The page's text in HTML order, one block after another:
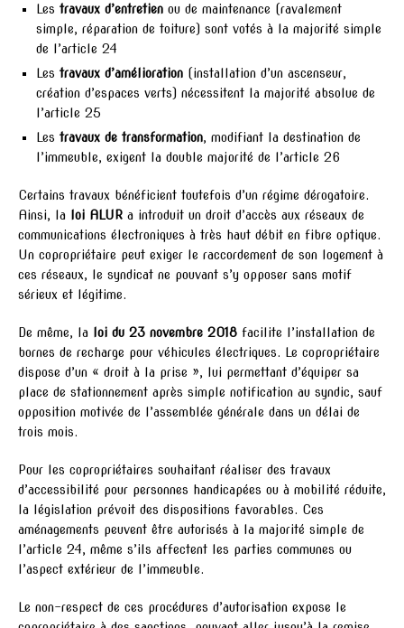
Les travaux d’entretien ou de maintenance (ravalement
simple, réparation de toiture) sont votés à la majorité simple
de l’article 24
Les travaux d’amélioration (installation d’un ascenseur,
création d’espaces verts) nécessitent la majorité absolue de
l’article 25
Les travaux de transformation, modifiant la destination de
l’immeuble, exigent la double majorité de l’article 26
Certains travaux bénéficient toutefois d’un régime dérogatoire.
Ainsi, la
loi ALUR a introduit un droit d’accès aux réseaux de
communications électroniques à très haut débit en fibre optique.
Un copropriétaire peut exiger le raccordement de son logement à
ces réseaux, le syndicat ne pouvant s’y opposer sans motif
sérieux et légitime.
De même, la loi du 23 novembre 2018 facilite l’installation de
bornes de recharge pour véhicules électriques. Le copropriétaire
dispose d’un « droit à la prise », lui permettant d’équiper sa
place de stationnement après simple notification au syndic, sauf
opposition motivée de l’assemblée générale dans un délai de
trois mois.
Pour les copropriétaires souhaitant réaliser des travaux
d’accessibilité pour personnes handicapées ou à mobilité réduite,
la législation prévoit des dispositions favorables. Ces
aménagements peuvent être autorisés à la majorité simple de
l’article 24, même s’ils affectent les parties communes ou
l’aspect extérieur de l’immeuble.
Le non-respect de ces procédures d’autorisation expose le